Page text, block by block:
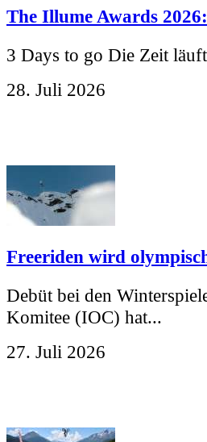
The Illume Awards
3 Days to go Die Zeit
28. Juli 2026
Freeriden wird
Debüt bei den
Komitee (IOC) hat...
27. Juli 2026